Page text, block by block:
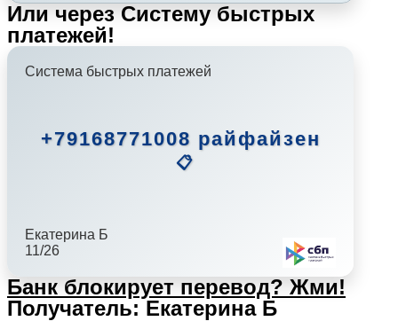
Или через Систему быстрых
платежей!
Система быстрых платежей
+79168771008 райфайзен
📋
Екатерина Б
11/26
Банк блокирует перевод? Жми!
Получатель: Екатерина Б